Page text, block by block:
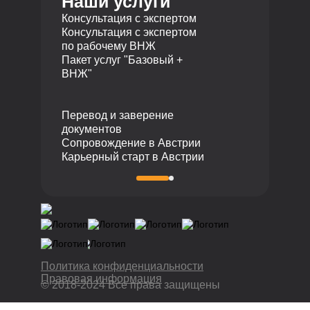
+7 495 19 19 317
050040 Алматы, Республика
Казахстан
Телефон
+7 727 310 14 79
Консультация с экспертом
Консультация с экспертом
по рабочему ВНЖ
Пакет услуг "Базовый +
ВНЖ"
Перевод и заверение
документов
Сопровождение в Австрии
Карьерный старт в Австрии
Политика конфиденциальности
Правовая информация
© 2018-2024 Все права защищены